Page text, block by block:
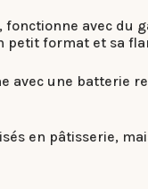
fonctionne avec
petit format et sa
avec une batterie
en pâtisserie,